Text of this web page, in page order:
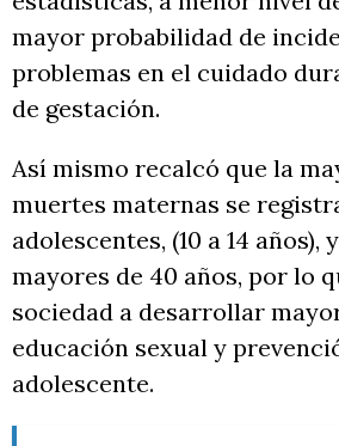
mayor probabilidad de
problemas en el cuidado
de gestación.
Así mismo recalcó que la
muertes maternas se
adolescentes, (10 a 14 años),
mayores de 40 años, por lo
sociedad a desarrollar
educación sexual y
adolescente.